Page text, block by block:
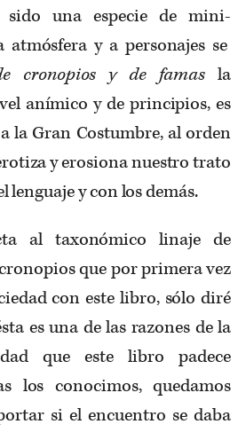
sido una especie de mini-
atmósfera y a personajes se
cronopios y de famasla
anímico y de principios, es
la Gran Costumbre, al orden
y erosiona nuestro trato
lenguaje y con los demás.
al taxonómico linaje de
que por primera vez
con este libro, sólo diré
es una de las razones de la
que este libro padece
los conocimos, quedamos
si el encuentro se daba